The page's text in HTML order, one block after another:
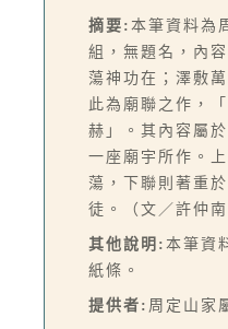
摘要: 本筆資料為
組，無題名，內
蕩神功在；澤敷
此為廟聯之作，
赫」。其內容屬
一座廟宇所作。
蕩，下聯則著重
徒。（文／許仲南
其他說明: 本筆資
紙條。
提供者: 周定山家